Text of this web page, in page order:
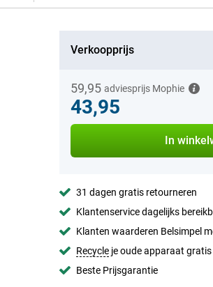
Verkoopprijs
59,95 adviesprijs Mophie
43,95
In
31 dagen gratis retourneren
Klantenservice dagelijks
Klanten waarderen Belsimpel
Recycleje oude apparaat gratis
Beste Prijsgarantie